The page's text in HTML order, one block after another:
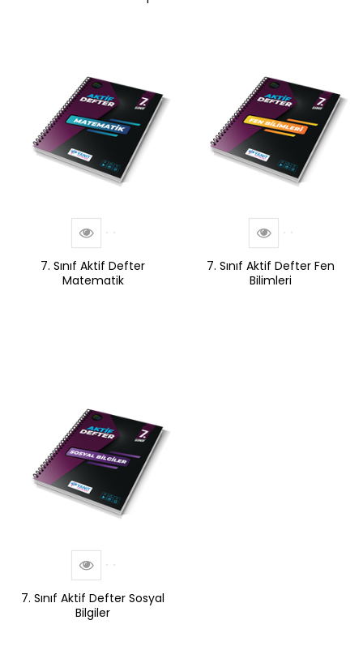
7. Sınıf Aktif Defter
Matematik
7. Sınıf Aktif Defter Fen
Bilimleri
7. Sınıf Aktif Defter Sosyal
Bilgiler